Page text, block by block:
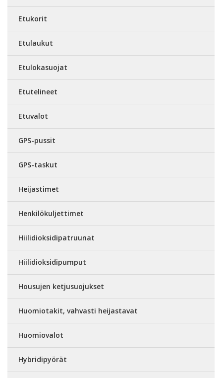
Etukorit
Etulaukut
Etulokasuojat
Etutelineet
Etuvalot
GPS-pussit
GPS-taskut
Heijastimet
Henkilökuljettimet
Hiilidioksidipatruunat
Hiilidioksidipumput
Housujen ketjusuojukset
Huomiotakit, vahvasti heijastavat
Huomiovalot
Hybridipyörät